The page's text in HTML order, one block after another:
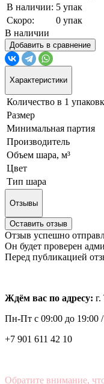
В наличии: 5 упак
Скоро:
0 упак
В наличии
Добавить в сравнение
Характеристики
Количество в 1
Размер
Минимальная партия
Производитель
Объем шара, м³
Цвет
Тип шара
Отзывы
Оставить отзыв
Отзыв успешно
Он будет проверен
Перед публикацией
Ждём вас по адресу:
Пн-Пт с 09:00 до 19:00 /
+7 901 611 42 10
Обратите внимание,